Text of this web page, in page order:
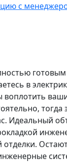
с
в
воплотить
тогда
Идеальный
отделки.